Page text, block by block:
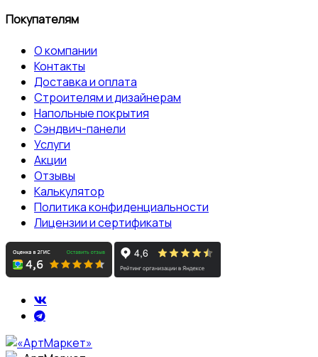
Покупателям
О компании
Контакты
Доставка и оплата
Строителям и дизайнерам
Напольные покрытия
Сэндвич-панели
Услуги
Акции
Отзывы
Калькулятор
Политика конфиденциальности
Лицензии и сертификаты